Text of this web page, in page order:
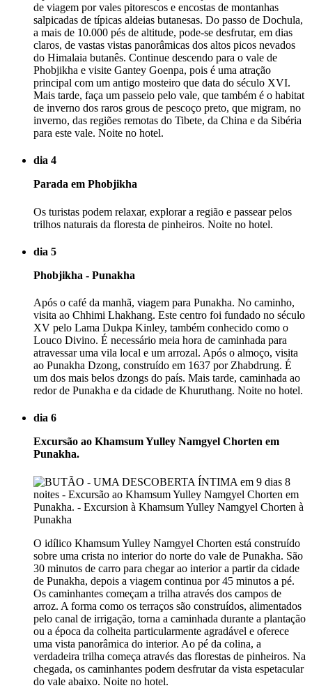
de viagem por vales pitorescos e encostas de montanhas
salpicadas de típicas aldeias butanesas. Do passo de Dochula,
a mais de 10.000 pés de altitude, pode-se desfrutar, em dias
claros, de vastas vistas panorâmicas dos altos picos nevados
do Himalaia butanês. Continue descendo para o vale de
Phobjikha e visite Gantey Goenpa, pois é uma atração
principal com um antigo mosteiro que data do século XVI.
Mais tarde, faça um passeio pelo vale, que também é o habitat
de inverno dos raros grous de pescoço preto, que migram, no
inverno, das regiões remotas do Tibete, da China e da Sibéria
para este vale. Noite no hotel.
dia 4
Parada em Phobjikha
Os turistas podem relaxar, explorar a região e passear pelos
trilhos naturais da floresta de pinheiros. Noite no hotel.
dia 5
Phobjikha - Punakha
Após o café da manhã, viagem para Punakha. No caminho,
visita ao Chhimi Lhakhang. Este centro foi fundado no século
XV pelo Lama Dukpa Kinley, também conhecido como o
Louco Divino. É necessário meia hora de caminhada para
atravessar uma vila local e um arrozal. Após o almoço, visita
ao Punakha Dzong, construído em 1637 por Zhabdrung. É
um dos mais belos dzongs do país. Mais tarde, caminhada ao
redor de Punakha e da cidade de Khuruthang. Noite no hotel.
dia 6
Excursão ao Khamsum Yulley Namgyel Chorten em
Punakha.
O idílico Khamsum Yulley Namgyel Chorten está construído
sobre uma crista no interior do norte do vale de Punakha. São
30 minutos de carro para chegar ao interior a partir da cidade
de Punakha, depois a viagem continua por 45 minutos a pé.
Os caminhantes começam a trilha através dos campos de
arroz. A forma como os terraços são construídos, alimentados
pelo canal de irrigação, torna a caminhada durante a plantação
ou a época da colheita particularmente agradável e oferece
uma vista panorâmica do interior. Ao pé da colina, a
verdadeira trilha começa através das florestas de pinheiros. Na
chegada, os caminhantes podem desfrutar da vista espetacular
do vale abaixo. Noite no hotel.